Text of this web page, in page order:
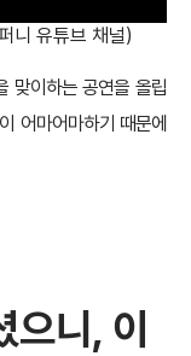
니 유튜브 채널)
맞이하는 공연을 올립
어마어마하기 때문에
니, 이